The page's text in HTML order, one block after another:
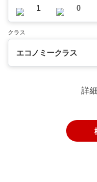
1 0
クラス
エコノミークラス
詳